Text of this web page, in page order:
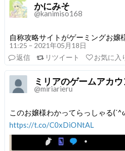
かにみそ
@kanimiso168
自称攻略サイトがゲーミングお嬢
11:25 – 2021年05月18日
返信
リツイート お気に入
ミリアのゲームアカウ
@miriarieru
このお嬢様わかってらっしゃる
https://t.co/C0xDiONtAL